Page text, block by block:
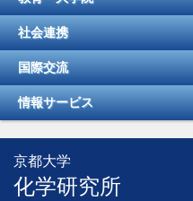
社会連携
国際交流
情報サービス
京都大学
化学研究所